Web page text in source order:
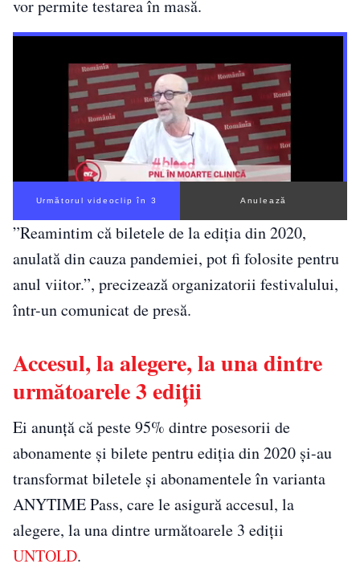
vor permite testarea în masă.
Următorul videoclip în 2 Anulează
”Reamintim că biletele de la ediția din 2020,
anulată din cauza pandemiei, pot fi folosite pentru
anul viitor.”, precizează organizatorii festivalului,
într-un comunicat de presă.
Accesul, la alegere, la una dintre
următoarele 3 ediții
Ei anunță că peste 95% dintre posesorii de
abonamente și bilete pentru ediția din 2020 și-au
transformat biletele și abonamentele în varianta
ANYTIME Pass, care le asigură accesul, la
alegere, la una dintre următoarele 3 ediții
UNTOLD.